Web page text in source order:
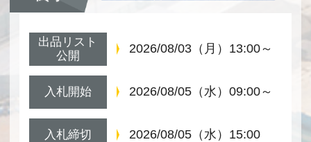
出品リスト
公開
2026/08/03（月）13:00～
入札開始 2026/08/05（水）09:00～
入札締切 2026/08/05（水）15:00